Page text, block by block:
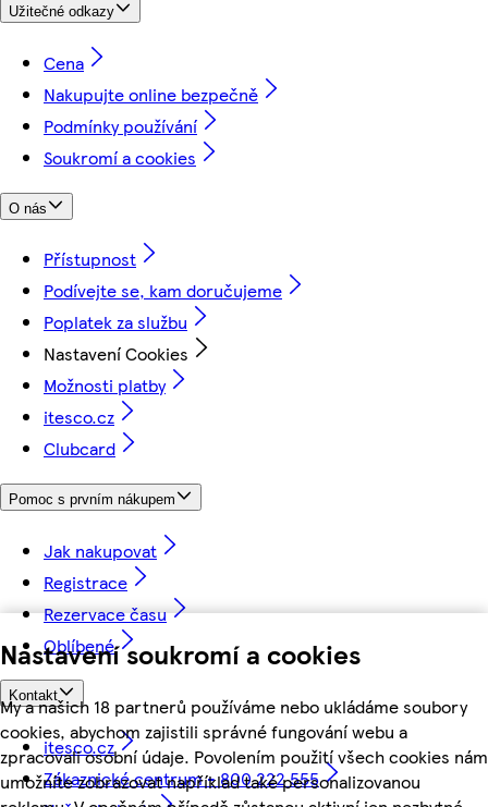
Nastavení soukromí a cookies
My a našich 18 partnerů používáme nebo ukládáme soubory
cookies, abychom zajistili správné fungování webu a
zpracovali osobní údaje. Povolením použití všech cookies nám
umožníte zobrazovat například také personalizovanou
Užitečné odkazy
Cena
Nakupujte online bezpečně
Podmínky používání
Soukromí a cookies
O nás
Přístupnost
Podívejte se, kam doručujeme
Poplatek za službu
Nastavení Cookies
Možnosti platby
itesco.cz
Clubcard
Pomoc s prvním nákupem
Jak nakupovat
Registrace
Rezervace času
Oblíbené
Kontakt
itesco.cz
Zákaznické centrum - 800 222 555